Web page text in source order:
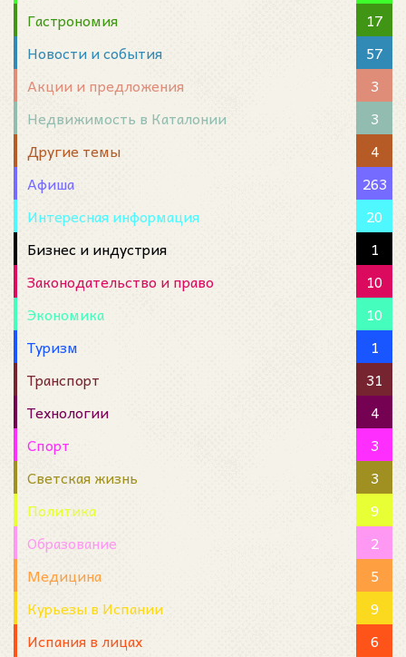
Гастрономия
17
Новости и события
57
Акции и предложения
3
Недвижимость в Каталонии
3
Другие темы
4
Афиша
263
Интересная информация
20
Бизнес и индустрия
1
Законодательство и право
10
Экономика
10
Туризм
1
Транспорт
31
Технологии
4
Спорт
3
Светская жизнь
3
Политика
9
Образование
2
Медицина
5
Курьезы в Испании
9
Испания в лицах
6